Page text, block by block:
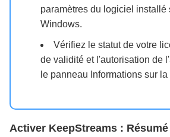
paramètres du logiciel installé
Windows.
Vérifiez le statut de votre
de validité et l'autorisation de
le panneau Informations sur
Activer KeepStreams :